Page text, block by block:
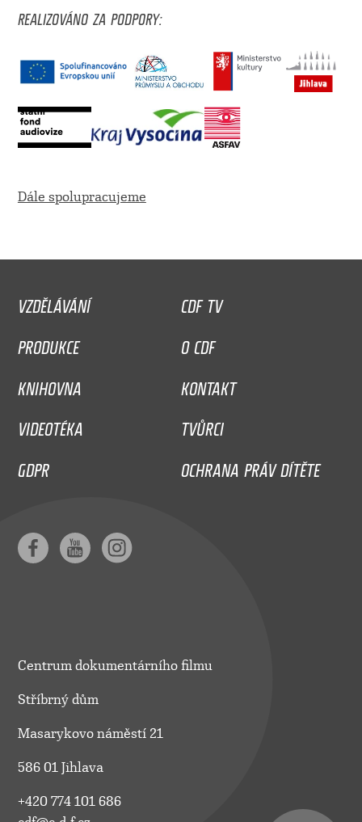
REALIZOVÁNO ZA PODPORY:
Dále spolupracujeme
VZDĚLÁVÁNÍ
CDF TV
PRODUKCE
O CDF
KNIHOVNA
KONTAKT
VIDEOTÉKA
TVŮRCI
GDPR
OCHRANA PRÁV DÍTĚTE
Centrum dokumentárního filmu
Stříbrný dům
Masarykovo náměstí 21
586 01 Jihlava
+420 774 101 686